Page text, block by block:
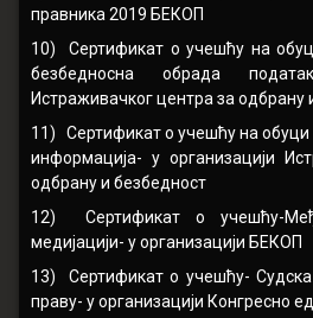
правника 2019 БЕКОП
10) Сертификат о учешћу на
безбедносна обрада
Истраживачког центра за одбрану
11) Сертификат о учешћу на
информација- у организацији
одбрану и безбедност
12) Сертификат о учешћу-
медијацији- у организацији БЕКОП
13) Сертификат о учешћу-
праву- у организацији Конгресно